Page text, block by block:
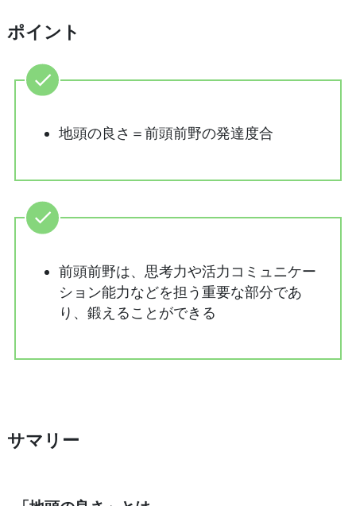
ポイント
地頭の良さ＝前頭前野の発達度合
前頭前野は、思考力や活力コミュニケー
ション能力などを担う重要な部分であ
り、鍛えることができる
サマリー